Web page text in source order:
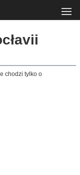
chodzi tylko o